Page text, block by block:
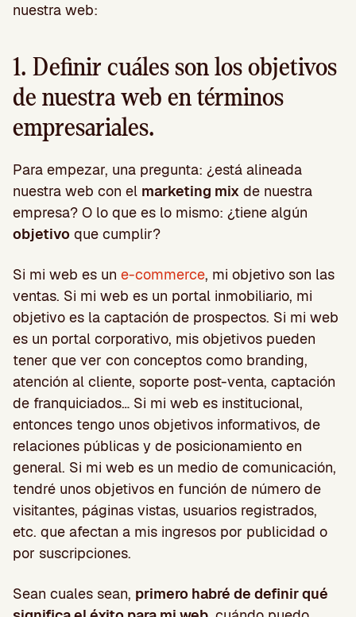
nuestra web:
1. Definir cuáles son los objetivos
de nuestra web en términos
empresariales.
Para empezar, una pregunta: ¿está alineada
nuestra web con el marketing mix de nuestra
empresa? O lo que es lo mismo: ¿tiene algún
objetivo que cumplir?
Si mi web es un e-commerce, mi objetivo son las
ventas. Si mi web es un portal inmobiliario, mi
objetivo es la captación de prospectos. Si mi web
es un portal corporativo, mis objetivos pueden
tener que ver con conceptos como branding,
atención al cliente, soporte post-venta, captación
de franquiciados… Si mi web es institucional,
entonces tengo unos objetivos informativos, de
relaciones públicas y de posicionamiento en
general. Si mi web es un medio de comunicación,
tendré unos objetivos en función de número de
visitantes, páginas vistas, usuarios registrados,
etc. que afectan a mis ingresos por publicidad o
por suscripciones.
Sean cuales sean, primero habré de definir qué